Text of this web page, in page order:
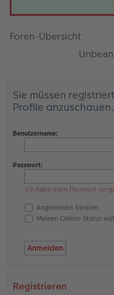
Foren-Übersicht
Sie müssen
Profile anzuschauen.
Benutzername:
Passwort:
Ich habe mein Passwort
Angemeldet bleiben
Meinen Online-Status
Registrieren